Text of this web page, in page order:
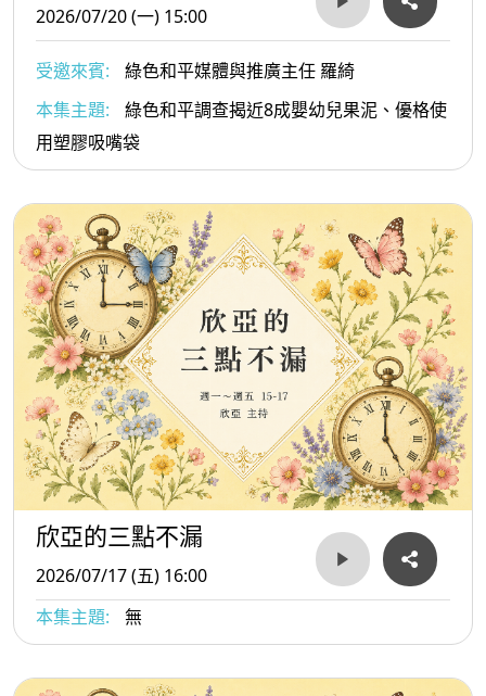
2026/07/20 (一) 15:00
受邀來賓:
綠色和平媒體與推廣主任 羅綺
本集主題:
綠色和平調查揭近8成嬰幼兒果泥、優格使
用塑膠吸嘴袋
欣亞的三點不漏
2026/07/17 (五) 16:00
本集主題:
無